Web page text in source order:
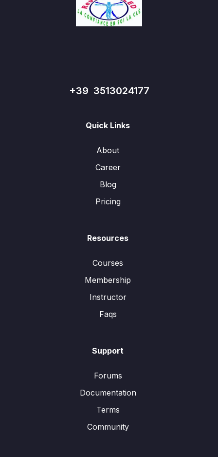
+39 3513024177
Quick Links
About
Career
Blog
Pricing
Resources
Courses
Membership
Instructor
Faqs
Support
Forums
Documentation
Terms
Community